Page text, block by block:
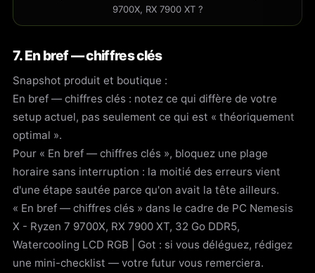
9700X, RX 7900 XT ?
7. En bref — chiffres clés
Snapshot produit et boutique :
En bref — chiffres clés : notez ce qui diffère de votre
setup actuel, pas seulement ce qui est « théoriquement
optimal ».
Pour « En bref — chiffres clés », bloquez une plage
horaire sans interruption : la moitié des erreurs vient
d'une étape sautée parce qu'on avait la tête ailleurs.
« En bref — chiffres clés » dans le cadre de PC Nemesis
X - Ryzen 7 9700X, RX 7900 XT, 32 Go DDR5,
Watercooling LCD RGB | Got : si vous déléguez, rédigez
une mini-checklist — votre futur vous remerciera.